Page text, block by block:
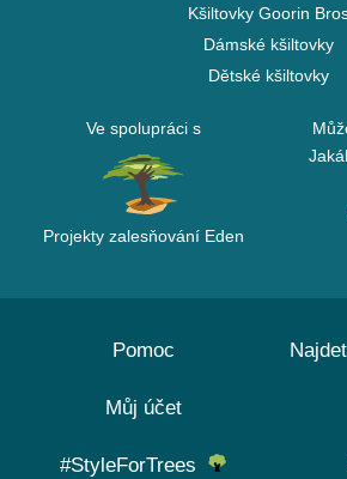
Kšiltovky Goorin
Dámské kšiltovky
Dětské kšiltovky
Ve spolupráci s
Projekty zalesňování Eden
Pomoc
Můj účet
#StyleForTrees